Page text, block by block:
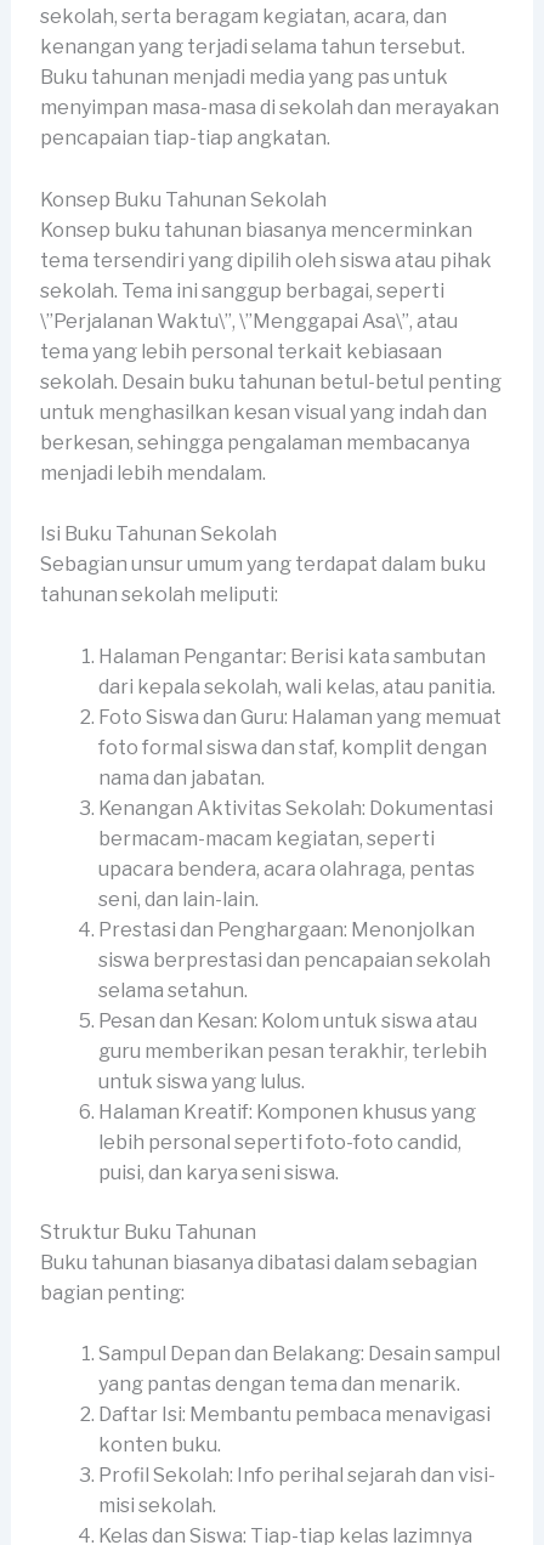
sekolah, serta beragam kegiatan, acara, dan
kenangan yang terjadi selama tahun tersebut.
Buku tahunan menjadi media yang pas untuk
menyimpan masa-masa di sekolah dan merayakan
pencapaian tiap-tiap angkatan.
Konsep Buku Tahunan Sekolah
Konsep buku tahunan biasanya mencerminkan
tema tersendiri yang dipilih oleh siswa atau pihak
sekolah. Tema ini sanggup berbagai, seperti
\”Perjalanan Waktu\”, \”Menggapai Asa\”, atau
tema yang lebih personal terkait kebiasaan
sekolah. Desain buku tahunan betul-betul penting
untuk menghasilkan kesan visual yang indah dan
berkesan, sehingga pengalaman membacanya
menjadi lebih mendalam.
Isi Buku Tahunan Sekolah
Sebagian unsur umum yang terdapat dalam buku
tahunan sekolah meliputi:
Halaman Pengantar: Berisi kata sambutan
dari kepala sekolah, wali kelas, atau panitia.
Foto Siswa dan Guru: Halaman yang memuat
foto formal siswa dan staf, komplit dengan
nama dan jabatan.
Kenangan Aktivitas Sekolah: Dokumentasi
bermacam-macam kegiatan, seperti
upacara bendera, acara olahraga, pentas
seni, dan lain-lain.
Prestasi dan Penghargaan: Menonjolkan
siswa berprestasi dan pencapaian sekolah
selama setahun.
Pesan dan Kesan: Kolom untuk siswa atau
guru memberikan pesan terakhir, terlebih
untuk siswa yang lulus.
Halaman Kreatif: Komponen khusus yang
lebih personal seperti foto-foto candid,
puisi, dan karya seni siswa.
Struktur Buku Tahunan
Buku tahunan biasanya dibatasi dalam sebagian
bagian penting:
Sampul Depan dan Belakang: Desain sampul
yang pantas dengan tema dan menarik.
Daftar Isi: Membantu pembaca menavigasi
konten buku.
Profil Sekolah: Info perihal sejarah dan visi-
misi sekolah.
Kelas dan Siswa: Tiap-tiap kelas lazimnya